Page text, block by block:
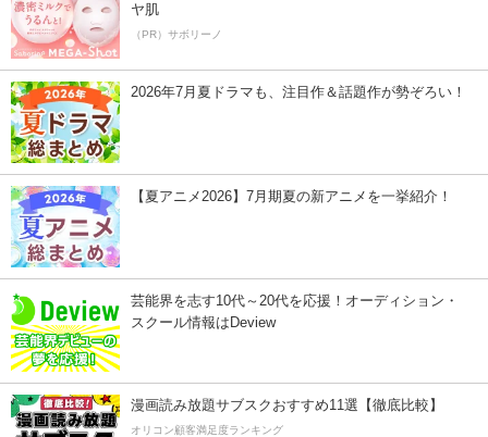
ヤ肌
（PR）サボリーノ
2026年7月夏ドラマも、注目作＆話題作が勢ぞろい！
【夏アニメ2026】7月期夏の新アニメを一挙紹介！
芸能界を志す10代～20代を応援！オーディション・
スクール情報はDeview
漫画読み放題サブスクおすすめ11選【徹底比較】
オリコン顧客満足度ランキング